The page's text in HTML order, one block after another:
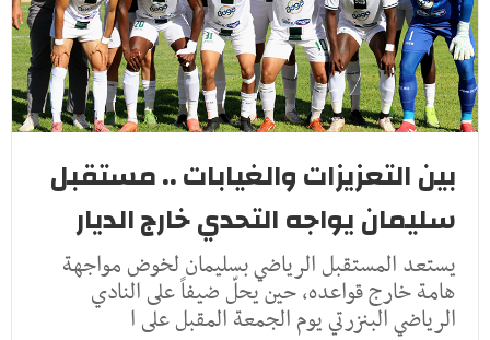
بين التعزيزات والغيابات .. مستقبل
سليمان يواجه التحدي خارج الديار
يستعد المستقبل الرياضي بسليمان لخوض مواجهة
هامة خارج قواعده، حين يحلّ ضيفاً على النادي
الرياضي البنزرتي يوم الجمعة المقبل على ا